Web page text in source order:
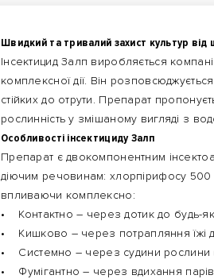
Швидкий та тривалий захист культур від
Інсектицид Залп виробляється
комплексної дії. Він
стійких до отрути. Препарат
рослинність у змішаному вигляді з
Особливості інсектициду Залп
Препарат є двокомпонентним
діючим речовинам: хлорпірифосу 500
впливаючи комплексно:
• Контактно – через дотик до будь-
• Кишково – через потрапляння їжі
• Системно – через судини рослини
• Фумігантно – через вдихання парів